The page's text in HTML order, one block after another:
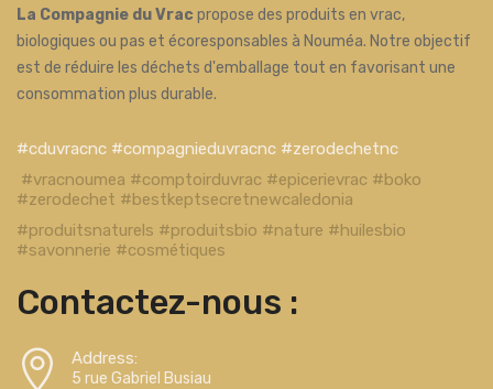
La Compagnie du Vrac propose des produits en vrac,
biologiques ou pas et écoresponsables à Nouméa. Notre objectif
est de réduire les déchets d'emballage tout en favorisant une
consommation plus durable.
#cduvracnc #compagnieduvracnc #zerodechetnc
#vracnoumea #comptoirduvrac #epicerievrac #boko
#zerodechet #bestkeptsecretnewcaledonia
#produitsnaturels #produitsbio #nature #huilesbio
#savonnerie #cosmétiques
Contactez-nous :
Address:
5 rue Gabriel Busiau